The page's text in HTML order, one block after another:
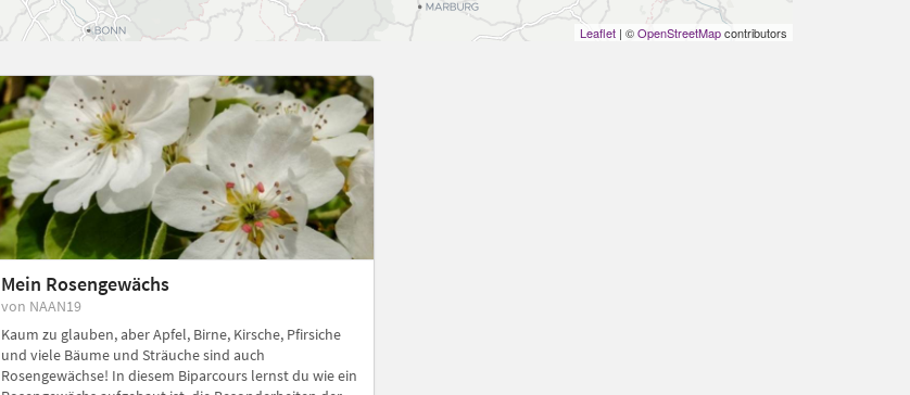
Leaflet| ©OpenStreetMapcontributors
Mein Rosengewächs
von NAAN19
Kaum zu glauben, aber Apfel, Birne, Kirsche, Pfirsiche
und viele Bäume und Sträuche sind auch
Rosengewächse! In diesem Biparcours lernst du wie ein